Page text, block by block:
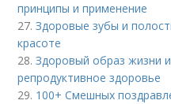
принципы и применение
27.Здоровые зубы и
красоте
28.Здоровый образ жизни
репродуктивное здоровье
29. 100+ Смешных